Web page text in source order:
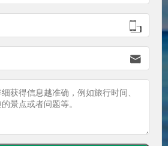

